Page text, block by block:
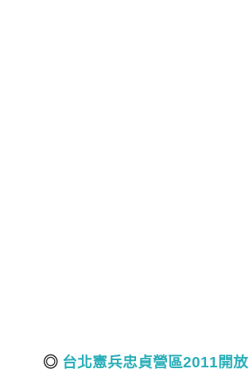
◎ 台北憲兵忠貞營區2011開放